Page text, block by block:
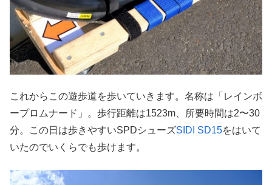
これからこの遊歩道を歩いていきます。名称は「レインボ
ープロムナード」。歩行距離は1523m、所要時間は2〜30
分。この日は歩きやすいSPDシューズSIDI SD15をはいて
いたのでいくらでも歩けます。